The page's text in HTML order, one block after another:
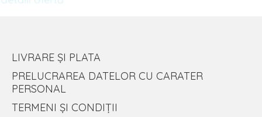
LIVRARE ȘI PLATA
PRELUCRAREA DATELOR CU CARATER
PERSONAL
TERMENI ȘI CONDIȚII